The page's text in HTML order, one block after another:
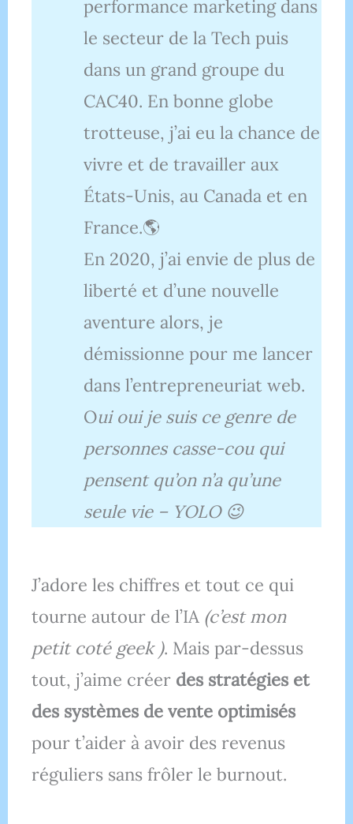
performance marketing dans
le secteur de la Tech puis
dans un grand groupe du
CAC40. En bonne globe
trotteuse, j’ai eu la chance de
vivre et de travailler aux
États-Unis, au Canada et en
France.🌎
En 2020, j’ai envie de plus de
liberté et d’une nouvelle
aventure alors, je
démissionne pour me lancer
dans l’entrepreneuriat web.
Oui oui je suis ce genre de
personnes casse-cou qui
pensent qu’on n’a qu’une
seule vie – YOLO 😉
J’adore les chiffres et tout ce qui
tourne autour de l’IA (c’est mon
petit coté geek ). Mais par-dessus
tout, j’aime créer des stratégies et
des systèmes de vente optimisés
pour t’aider à avoir des revenus
réguliers sans frôler le burnout.